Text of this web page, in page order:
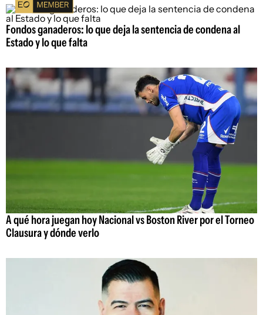
Fondos ganaderos: lo que deja la sentencia de condena al
Estado y lo que falta
A qué hora juegan hoy Nacional vs Boston River por el Torneo
Clausura y dónde verlo